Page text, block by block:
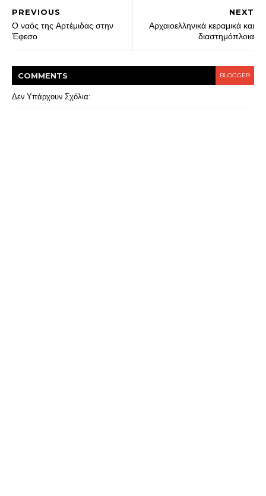
NEXT
Αρχαιοελληνικά κεραμικά και
διαστημόπλοια
PREVIOUS
Ο ναός της Αρτέμιδας στην
Έφεσο
COMMENTS BLOGGER
Δεν Υπάρχουν Σχόλια: